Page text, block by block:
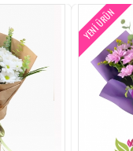
YENI ÜRÜN